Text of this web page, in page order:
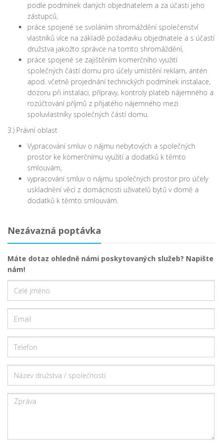
podle podmínek daných objednatelem a za účasti jeho
zástupců,
práce spojené se svoláním shromáždění společenství
vlastníků více na základě požadavku objednatele a s účastí
družstva jakožto správce na tomto shromáždění,
práce spojené se zajištěním komerčního využití
společných částí domu pro účely umístění reklam, antén
apod. včetně projednání technických podmínek instalace,
dozoru při instalaci, přípravy, kontroly plateb nájemného a
rozúčtování příjmů z přijatého nájemného mezi
spoluvlastníky společných částí domu.
3.) Právní oblast
Vypracování smluv o nájmu nebytových a společných
prostor ke komerčnímu využití a dodatků k těmto
smlouvám,
vypracování smluv o nájmu společných prostor pro účely
uskladnění věcí z domácnosti uživatelů bytů v domě a
dodatků k těmto smlouvám.
Nezávazná poptávka
Máte dotaz ohledně námi poskytovaných služeb? Napište
nám!
jméno
družstva
/
společnosti
Zpráva